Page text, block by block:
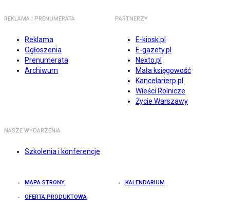
REKLAMA I PRENUMERATA
Reklama
Ogłoszenia
Prenumerata
Archiwum
PARTNERZY
E-kiosk.pl
E-gazety.pl
Nexto.pl
Mała księgowość
Kancelarierp.pl
Wieści Rolnicze
Życie Warszawy
NASZE WYDARZENIA
Szkolenia i konferencje
MAPA STRONY KALENDARIUM
OFERTA PRODUKTOWA